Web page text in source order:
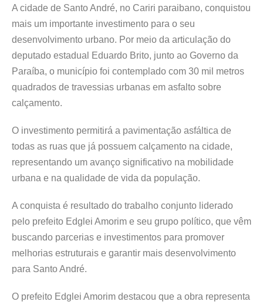
A cidade de Santo André, no Cariri paraibano, conquistou
mais um importante investimento para o seu
desenvolvimento urbano. Por meio da articulação do
deputado estadual Eduardo Brito, junto ao Governo da
Paraíba, o município foi contemplado com 30 mil metros
quadrados de travessias urbanas em asfalto sobre
calçamento.
O investimento permitirá a pavimentação asfáltica de
todas as ruas que já possuem calçamento na cidade,
representando um avanço significativo na mobilidade
urbana e na qualidade de vida da população.
A conquista é resultado do trabalho conjunto liderado
pelo prefeito Edglei Amorim e seu grupo político, que vêm
buscando parcerias e investimentos para promover
melhorias estruturais e garantir mais desenvolvimento
para Santo André.
O prefeito Edglei Amorim destacou que a obra representa